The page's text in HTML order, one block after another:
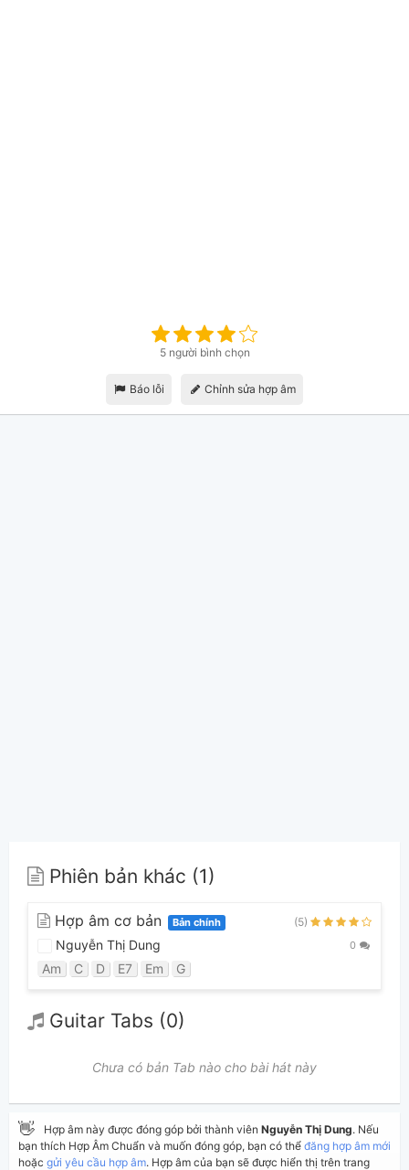
5 người bình chọn
Báo lỗi Chỉnh sửa hợp âm
Phiên bản khác (1)
Hợp âm cơ bản Bản chính (5)
Nguyễn Thị Dung 0
Am C D E7 Em G
Guitar Tabs (0)
Chưa có bản Tab nào cho bài hát này
👋 Hợp âm này được đóng góp bởi thành viên Nguyễn Thị Dung. Nếu
bạn thích Hợp Âm Chuẩn và muốn đóng góp, bạn có thể đăng hợp âm mới
hoặc gửi yêu cầu hợp âm. Hợp âm của bạn sẽ được hiển thị trên trang